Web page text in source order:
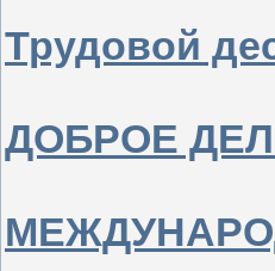
Трудовой
ДОБРОЕ